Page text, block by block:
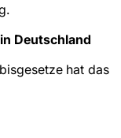
Deutschland
hat das